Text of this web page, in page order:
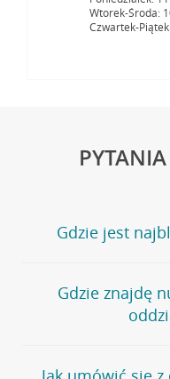
Wtorek-Środa:
Czwartek-
Gdzie jest
Jeśli szukasz oddziału
stronęPlacówki i
wygodna wyszukiwarka.
oddziałów
Gdzie znajdę
Bank Credit Agricole